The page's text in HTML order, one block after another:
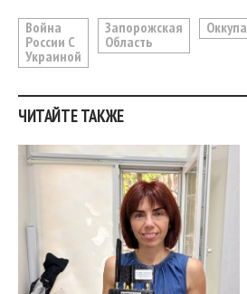
Война
России С
Украиной
Запорожская
Область
ЧИТАЙТЕ ТАКЖЕ